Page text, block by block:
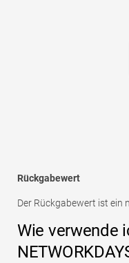
Rückgabewert
Der Rückgabewert ist ein
Wie verwende